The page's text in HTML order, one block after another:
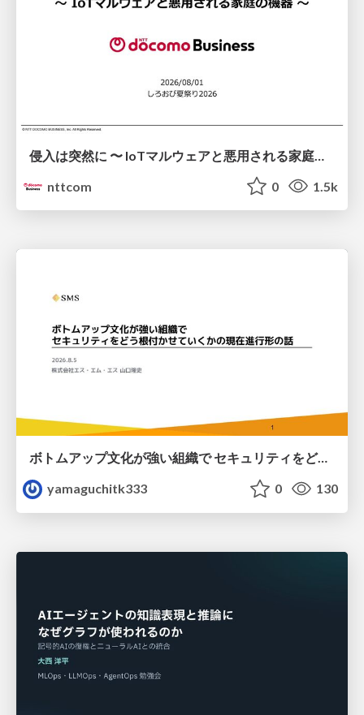
nttcom
0 1.5k
ボトムアップ文化が強い組織で セキュリティをどう根付かせていくかの現在進行形の話 / Making Security Stick in a Bottom-Up Organization
yamaguchitk333
0 130